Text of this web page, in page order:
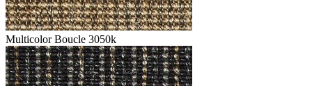
Multicolor Boucle 3050k